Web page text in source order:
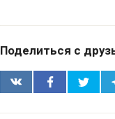
Поделиться с